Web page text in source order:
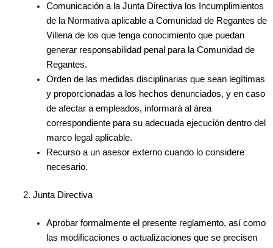
Comunicación a la Junta Directiva los Incumplimientos
de la Normativa aplicable a Comunidad de Regantes de
Villena de los que tenga conocimiento que puedan
generar responsabilidad penal para la Comunidad de
Regantes.
Orden de las medidas disciplinarias que sean legítimas
y proporcionadas a los hechos denunciados, y en caso
de afectar a empleados, informará al área
correspondiente para su adecuada ejecución dentro del
marco legal aplicable.
Recurso a un asesor externo cuando lo considere
necesario.
Junta Directiva
Aprobar formalmente el presente reglamento, así como
las modificaciones o actualizaciones que se precisen